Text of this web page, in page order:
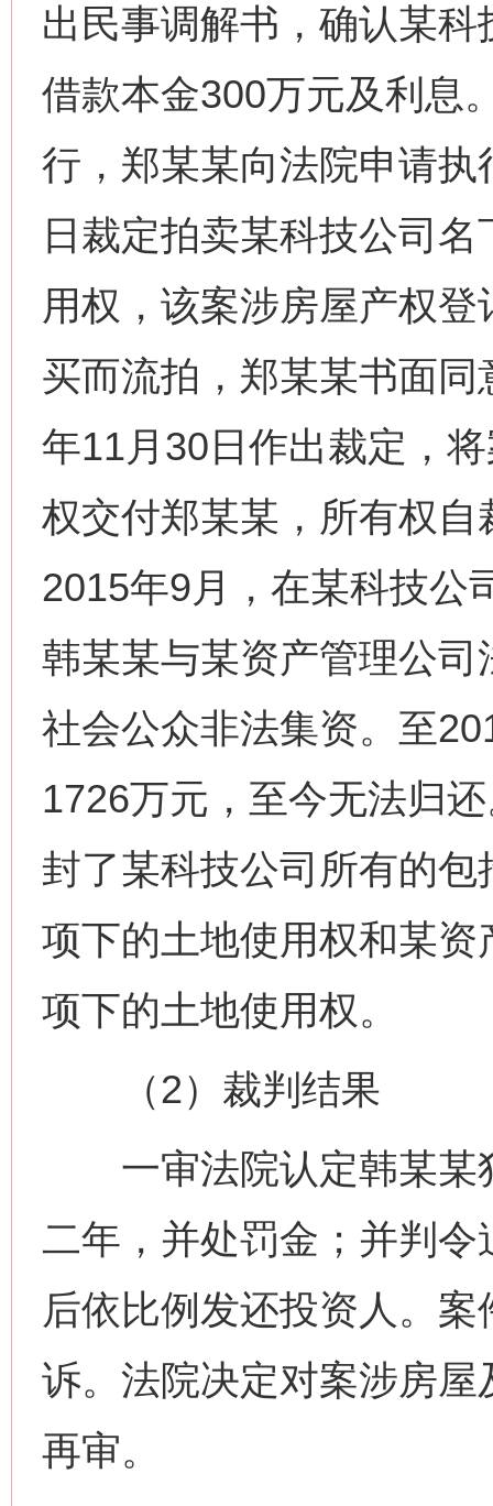
出民事调解书，确认某
借款本金300万元及利息
行，郑某某向法院申请
日裁定拍卖某科技公司
用权，该案涉房屋产权
买而流拍，郑某某书面
年11月30日作出裁定，
权交付郑某某，所有权
2015年9月，在某科技公
韩某某与某资产管理公
社会公众非法集资。至
1726万元，至今无法归
封了某科技公司所有的
项下的土地使用权和某
项下的土地使用权。
（2）裁判结果
一审法院认定韩某某
二年，并处罚金；并判
后依比例发还投资人。
诉。法院决定对案涉房
再审。